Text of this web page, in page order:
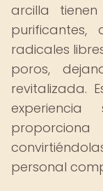
arcilla
radicales
poros,
revitalizada.
personal